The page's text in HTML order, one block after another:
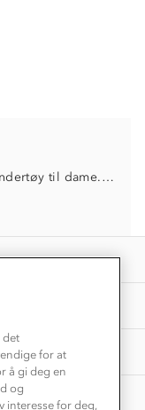
Her finner du alle overdeler i superundertøy til dame. Et stort utvalg som passer til tur, trening og fritid
det
for at
å gi deg en
og
interesse for deg,